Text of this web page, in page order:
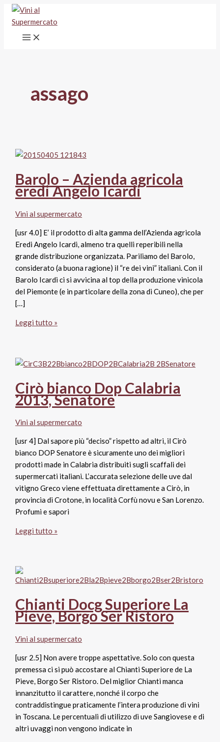
Vai
contenuto
assago
Barolo – Azienda agricola
eredi Angelo Icardi
Vini al supermercato
[usr 4.0] E’ il prodotto di alta gamma dell’Azienda agricola
Eredi Angelo Icardi, almeno tra quelli reperibili nella
grande distribuzione organizzata. Pariliamo del Barolo,
considerato (a buona ragione) il “re dei vini” italiani. Con il
Barolo Icardi ci si avvicina al top della produzione vinicola
del Piemonte (e in particolare della zona di Cuneo), che per
[…]
Barolo
agricola
eredi
Angelo
Icardi
Leggi tutto »
Cirò bianco Dop Calabria
2013, Senatore
Vini al supermercato
[usr 4] Dal sapore più “deciso” rispetto ad altri, il Cirò
bianco DOP Senatore è sicuramente uno dei migliori
prodotti made in Calabria distribuiti sugli scaffali dei
supermercati italiani. L’accurata selezione delle uve dal
vitigno Greco viene effettuata direttamente a Cirò, in
provincia di Crotone, in località Corfù novu e San Lorenzo.
Profumi e sapori
Cirò
Calabria
2013,
Leggi tutto »
Chianti Docg Superiore La
Pieve, Borgo Ser Ristoro
Vini al supermercato
[usr 2.5] Non avere troppe aspettative. Solo con questa
premessa ci si può accostare al Chianti Superiore de La
Pieve, Borgo Ser Ristoro. Del miglior Chianti manca
innanzitutto il carattere, nonché il corpo che
contraddistingue praticamente l’intera produzione di vini
in Toscana. Le percentuali di utilizzo di uve Sangiovese e di
altri uvaggi non vengono indicate in